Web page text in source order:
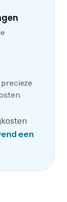
een